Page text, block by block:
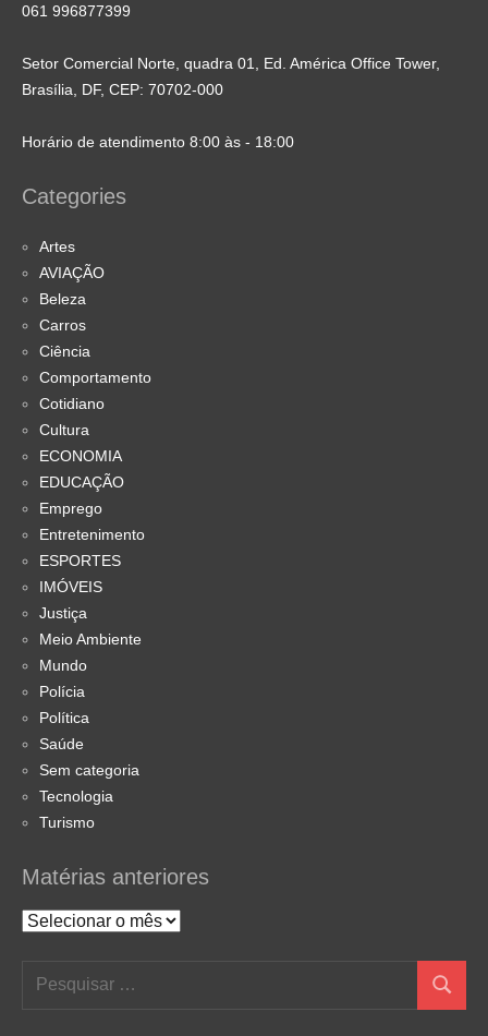
061 996877399
Setor Comercial Norte, quadra 01, Ed. América Office Tower,
Brasília, DF, CEP: 70702-000
Horário de atendimento 8:00 às - 18:00
Categories
Artes
AVIAÇÃO
Beleza
Carros
Ciência
Comportamento
Cotidiano
Cultura
ECONOMIA
EDUCAÇÃO
Emprego
Entretenimento
ESPORTES
IMÓVEIS
Justiça
Meio Ambiente
Mundo
Polícia
Política
Saúde
Sem categoria
Tecnologia
Turismo
Matérias anteriores
Matérias